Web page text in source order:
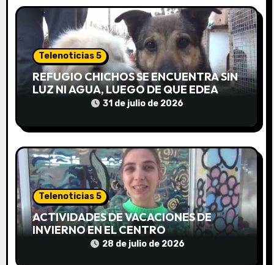
r
a
a
s
Telenoticias 5
REFUGIO CHICHOS SE ENCUENTRA SIN
LUZ NI AGUA, LUEGO DE QUE EDEA
CORTARA EL SUMINISTRO SIN AVISO
31 de julio de 2026
Telenoticias 5
ACTIVIDADES DE VACACIONES DE
INVIERNO EN EL CENTRO
COMUNITARIO EL TALA
28 de julio de 2026